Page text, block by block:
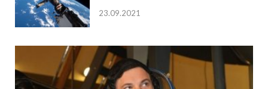
23.09.2021